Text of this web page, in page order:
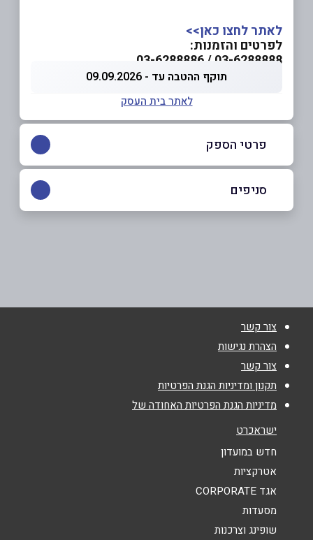
לאתר לחצו כאן>>
לפרטים והזמנות:
03-6288888
/ 03-6288886
תוקף ההטבה עד - 09.09.2026
לאתר בית העסק
פרטי הספק
באתר בפייסבוק
טלפון*
אנא חזרו אלי בקשר ל...
הודעה
סניפים
צור קשר
הצהרת נגישות
צור קשר
תקנון ומדיניות הגנת הפרטיות
מדיניות הגנת הפרטיות האחודה של
ישראכרט
חדש במועדון
אטרקציות
אגד CORPORATE
מסעדות
שופינג וצרכנות